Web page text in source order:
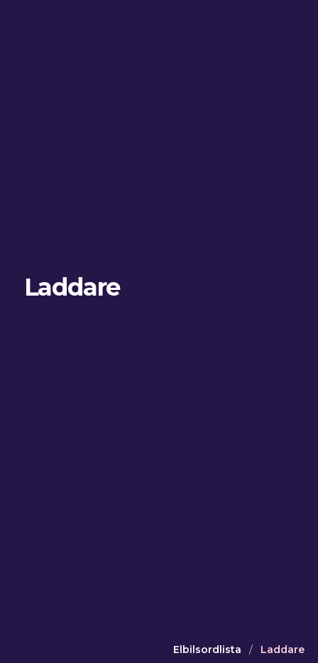
Laddare
Elbilsordlista / Laddare